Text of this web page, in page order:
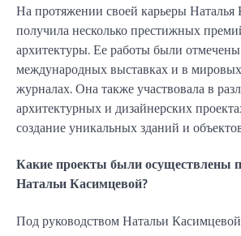
На протяжении своей карьеры Наталья
получила несколько престижных
архитектуры. Ее работы были
международных выставках и в
журналах. Она также участвовала в
архитектурных и дизайнерских
создание уникальных зданий и
Какие проекты были осуществлены
Натальи Касимцевой?
Под руководством Натальи